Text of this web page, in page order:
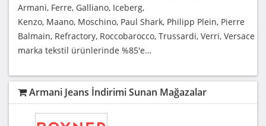
Armani, Ferre, Galliano, Iceberg,
Kenzo, Maano, Moschino, Paul Shark, Philipp Plein, Pierre
Balmain, Refractory, Roccobarocco, Trussardi, Verri, Versace
marka tekstil ürünlerinde %85'e…
Armani Jeans İndirimi Sunan Mağazalar